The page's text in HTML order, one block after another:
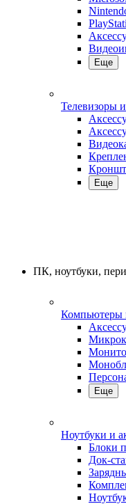
Еще
Телевизоры
Еще
ПК, ноутбуки,
Еще
Ноутбуки и
Блоки
Док-